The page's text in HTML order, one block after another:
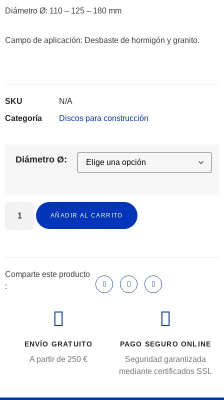
Diámetro Ø: 110 – 125 – 180 mm
Campo de aplicación: Desbaste de hormigón y granito.
SKU
N/A
Categoría
Discos para construcción
Diámetro Ø:
AÑADIR AL CARRITO
Comparte este producto
:
ENVÍO GRATUITO
A partir de 250 €
PAGO SEGURO ONLINE
Seguridad garantizada
mediante certificados SSL